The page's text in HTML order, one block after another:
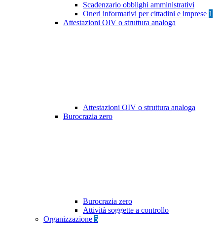
Scadenzario obblighi amministrativi
Oneri informativi per cittadini e imprese 1
Attestazioni OIV o struttura analoga
Attestazioni OIV o struttura analoga
Burocrazia zero
Burocrazia zero
Attività soggette a controllo
Organizzazione 5